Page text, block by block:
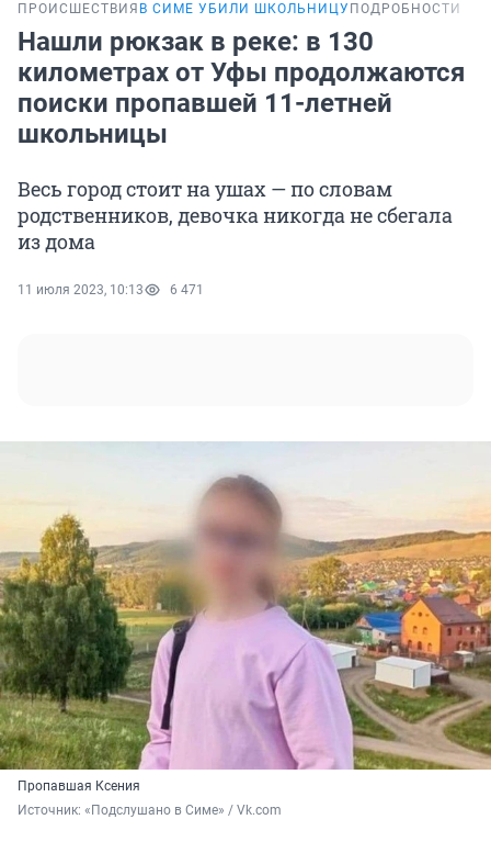
ПРОИСШЕСТВИЯ В СИМЕ УБИЛИ ШКОЛЬНИЦУ ПОДРОБНОСТИ
Нашли рюкзак в реке: в 130
километрах от Уфы продолжаются
поиски пропавшей 11-летней
школьницы
Весь город стоит на ушах — по словам
родственников, девочка никогда не сбегала
из дома
11 июля 2023, 10:13 6 471
Пропавшая Ксения
Источник: «Подслушано в Симе» / Vk.com